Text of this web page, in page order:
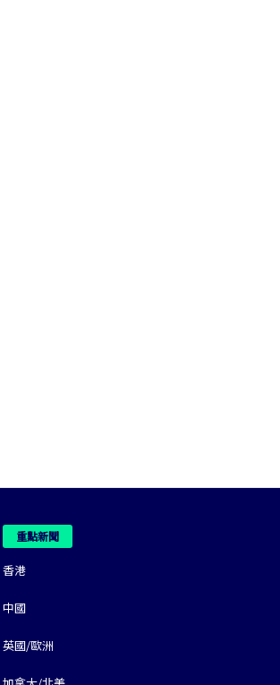
重點新聞
香港
中國
英國/歐洲